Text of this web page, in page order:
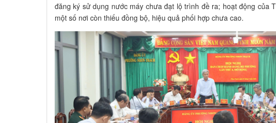
đăng ký sử dụng nước máy chưa đạt lộ trình đề ra; hoạt động của
một số nơi còn thiếu đồng bộ, hiệu quả phối hợp chưa cao.